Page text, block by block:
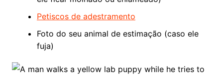
Petiscos de adestramento
Foto do seu animal de estimação (caso ele
fuja)